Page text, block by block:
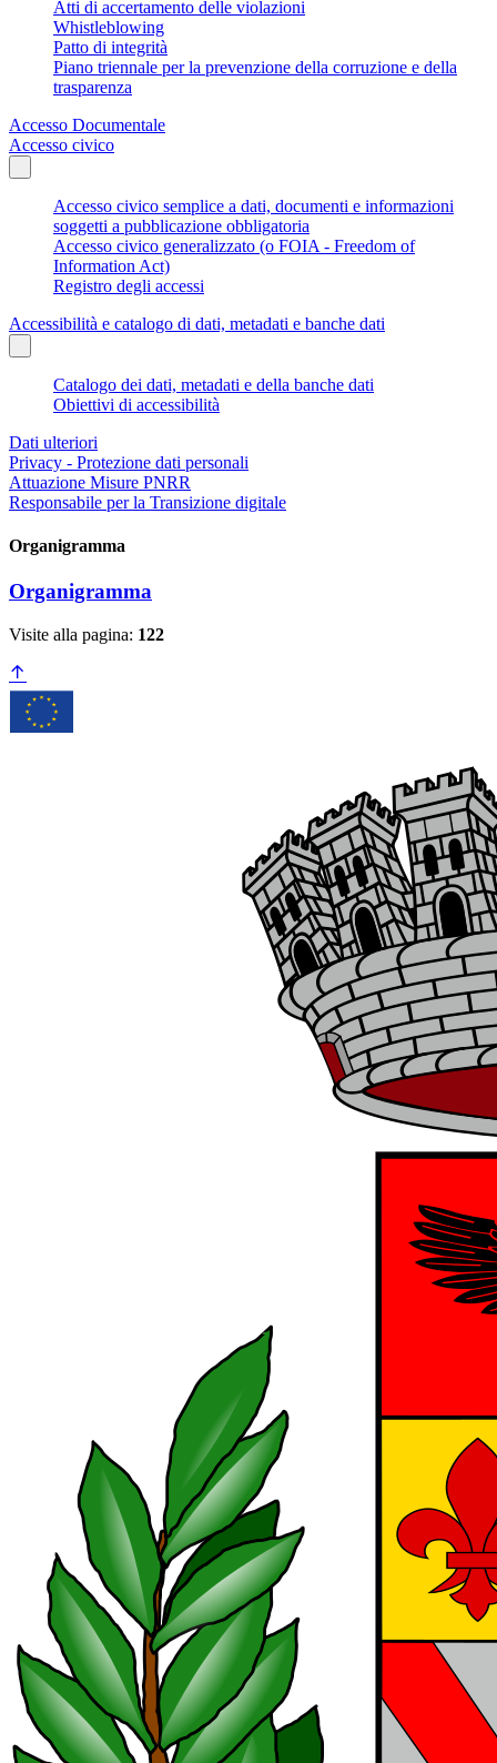
Atti di accertamento delle violazioni
Whistleblowing
Patto di integrità
Piano triennale per la prevenzione della corruzione e della
trasparenza
Accesso Documentale
Accesso civico
Accesso civico semplice a dati, documenti e informazioni
soggetti a pubblicazione obbligatoria
Accesso civico generalizzato (o FOIA - Freedom of
Information Act)
Registro degli accessi
Accessibilità e catalogo di dati, metadati e banche dati
Catalogo dei dati, metadati e della banche dati
Obiettivi di accessibilità
Dati ulteriori
Privacy - Protezione dati personali
Attuazione Misure PNRR
Responsabile per la Transizione digitale
Organigramma
Organigramma
Visite alla pagina: 122